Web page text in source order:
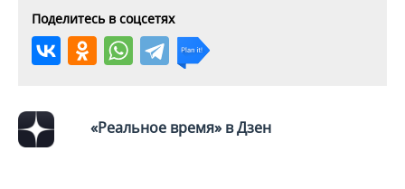
Поделитесь в соцсетях
«Реальное время» в Дзен